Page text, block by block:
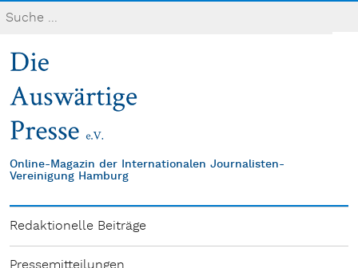
Online-Magazin der Internationalen Journalisten-
Vereinigung Hamburg
Redaktionelle Beiträge